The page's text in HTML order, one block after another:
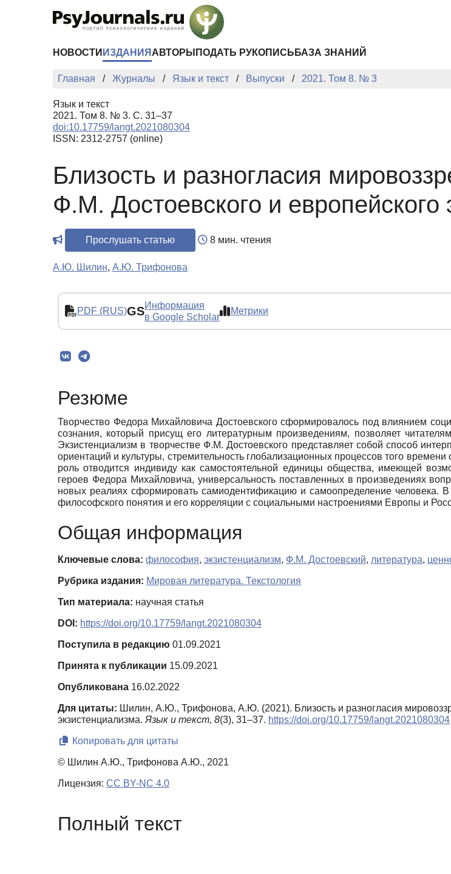
НОВОСТИ ИЗДАНИЯ АВТОРЫ ПОДАТЬ РУКОПИСЬ БАЗА ЗНАНИЙ
Главная Журналы Язык и текст Выпуски 2021. Том 8. № 3
Язык и текст
2021. Том 8. № 3. С. 31–37
doi:10.17759/langt.2021080304
ISSN: 2312-2757 (online)
Близость и разногласия
Ф.М. Достоевского и европейского
Прослушать статью 8 мин. чтения
А.Ю. Шилин, А.Ю. Трифонова
PDF (RUS)GSИнформация
в Google Scholar
Метрики
Резюме
Творчество Федора Михайловича Достоевского сформировалось под влиянием
сознания, который присущ его литературным произведениям, позволяет
Экзистенциализм в творчестве Ф.М. Достоевского представляет собой способ
ориентаций и культуры, стремительность глобализационных процессов того
роль отводится индивиду как самостоятельной единицы общества, имеющей
героев Федора Михайловича, универсальность поставленных в произведениях
новых реалиях сформировать самиодентификацию и самоопределение человека.
философского понятия и его корреляции с социальными настроениями Европы и
Общая информация
Ключевые слова: философия, экзистенциализм, Ф.М. Достоевский, литература,
Рубрика издания: Мировая литература. Текстология
Тип материала: научная статья
DOI: https://doi.org/10.17759/langt.2021080304
Поступила в редакцию 01.09.2021
Принята к публикации 15.09.2021
Опубликована 16.02.2022
Для цитаты: Шилин, А.Ю., Трифонова, А.Ю. (2021). Близость и разногласия
экзистенциализма. Язык и текст, 8(3), 31–37. https://doi.org/10.17759/langt.2021080304
Копировать для цитаты
© Шилин А.Ю., Трифонова А.Ю., 2021
Лицензия: CC BY-NC 4.0
Полный текст